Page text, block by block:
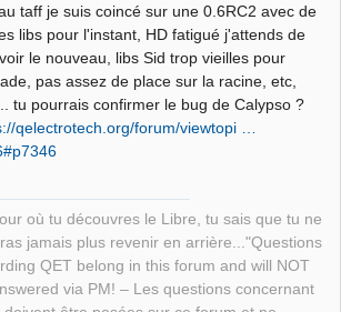
taff je suis coincé sur une 0.6RC2 avec de
libs pour l'instant, HD fatigué j'attends de
le nouveau, libs Sid trop vieilles pour
pas assez de place sur la racine, etc,
tu pourrais confirmer le bug de Calypso ?
qelectrotech.org/forum/viewtopi …
où tu découvres le Libre, tu sais que tu ne
jamais plus revenir en arrière..."Questions
QET belong in this forum and will NOT
via PM! – Les questions concernant